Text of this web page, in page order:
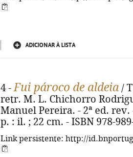
ADICIONAR À LISTA
4 -Fui pároco de aldeia /
retr. M. L. Chichorro
Manuel Pereira. - 2ª ed.
p. : il. ; 22 cm. - ISBN 978-
Link persistente: http://